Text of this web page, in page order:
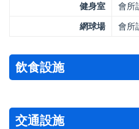
健身室
會所
網球場
會所
飲食設施
交通設施